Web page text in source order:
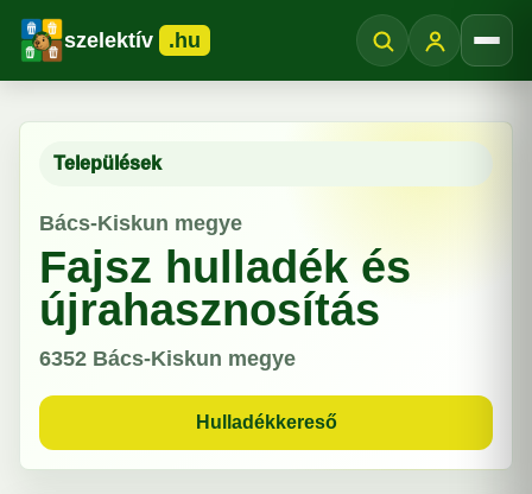
szelektív .hu
Települések
Bács-Kiskun megye
Fajsz hulladék és
újrahasznosítás
6352 Bács-Kiskun megye
Hulladékkereső